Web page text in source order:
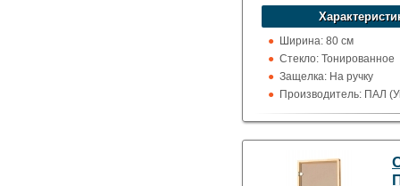
Ширина: 80 см
Стекло: Тонированное
Защелка: На ручку
Производитель: ПАЛ
Высота: 200 см